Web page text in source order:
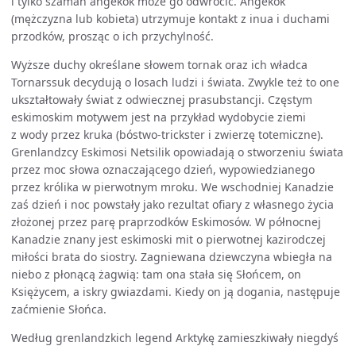
(mężczyzna lub kobieta) utrzymuje kontakt z inua i duchami
przodków, prosząc o ich przychylność.
Wyższe duchy określane słowem tornak oraz ich władca
Tornarssuk decydują o losach ludzi i świata. Zwykle też to one
ukształtowały świat z odwiecznej prasubstancji. Częstym
eskimoskim motywem jest na przykład wydobycie ziemi
z wody przez kruka (bóstwo-trickster i zwierzę totemiczne).
Grenlandzcy Eskimosi Netsilik opowiadają o stworzeniu świata
przez moc słowa oznaczającego dzień, wypowiedzianego
przez królika w pierwotnym mroku. We wschodniej Kanadzie
zaś dzień i noc powstały jako rezultat ofiary z własnego życia
złożonej przez parę praprzodków Eskimosów. W północnej
Kanadzie znany jest eskimoski mit o pierwotnej kazirodczej
miłości brata do siostry. Zagniewana dziewczyna wbiegła na
niebo z płonącą żagwią: tam ona stała się Słońcem, on
Księżycem, a iskry gwiazdami. Kiedy on ją dogania, następuje
zaćmienie Słońca.
Według grenlandzkich legend Arktykę zamieszkiwały niegdyś